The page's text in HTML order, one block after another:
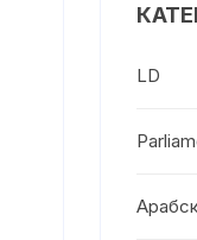
LD